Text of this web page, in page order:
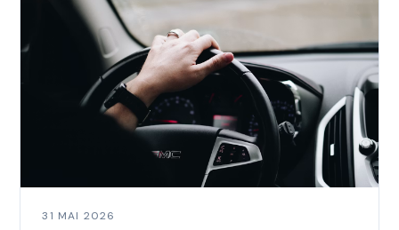
31 MAI 2026